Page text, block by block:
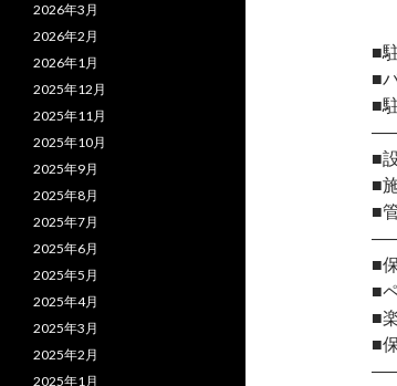
■
■
■
■
■
■
■
■
■
■
2026年3月
2026年2月
2026年1月
2025年12月
2025年11月
2025年10月
2025年9月
2025年8月
2025年7月
2025年6月
2025年5月
2025年4月
2025年3月
2025年2月
2025年1月